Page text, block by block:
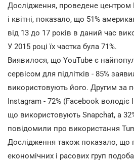
Дослідження, проведене центром
і квітні, показало, що 51%
від 13 до 17 років в даний час
У 2015 році їх частка була 71%.
Виявилося, що YouTube є
сервісом для підлітків - 85%
використовують його. Другим за
Instagram - 72% (Facebook володіє
що використовують Snapchat, а
повідомили про використання
Дослідження також показало, що
економічних і расових груп